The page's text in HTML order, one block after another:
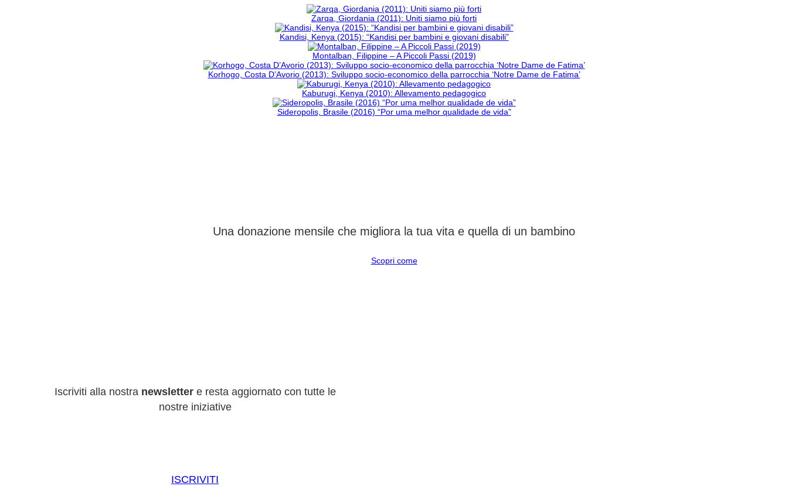
Zarqa, Giordania (2011): Uniti siamo più forti
Kandisi, Kenya (2015): “Kandisi per bambini e giovani disabili”
Montalban, Filippine – A Piccoli Passi (2019)
Korhogo, Costa D’Avorio (2013): Sviluppo socio-economico della parrocchia ‘Notre Dame de Fatima’
Kaburugi, Kenya (2010): Allevamento pedagogico
Sideropolis, Brasile (2016) “Por uma melhor qualidade de vida”
Una donazione mensile che migliora la tua vita e quella di un bambino
Scopri come
Iscriviti alla nostra newslettere resta aggiornato con tutte le
nostre iniziative
ISCRIVITI